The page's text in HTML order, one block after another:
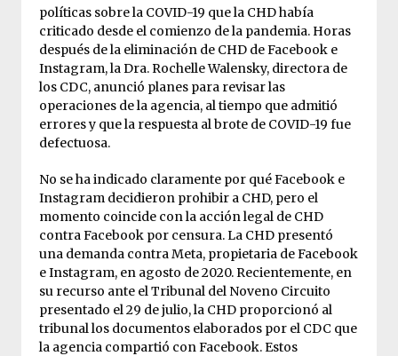
políticas sobre la COVID-19 que la CHD había
criticado desde el comienzo de la pandemia. Horas
después de la eliminación de CHD de Facebook e
Instagram, la Dra. Rochelle Walensky, directora de
los CDC, anunció planes para revisar las
operaciones de la agencia, al tiempo que admitió
errores y que la respuesta al brote de COVID-19 fue
defectuosa.
No se ha indicado claramente por qué Facebook e
Instagram decidieron prohibir a CHD, pero el
momento coincide con la acción legal de CHD
contra Facebook por censura. La CHD presentó
una demanda contra Meta, propietaria de Facebook
e Instagram, en agosto de 2020. Recientemente, en
su recurso ante el Tribunal del Noveno Circuito
presentado el 29 de julio, la CHD proporcionó al
tribunal los documentos elaborados por el CDC que
la agencia compartió con Facebook. Estos